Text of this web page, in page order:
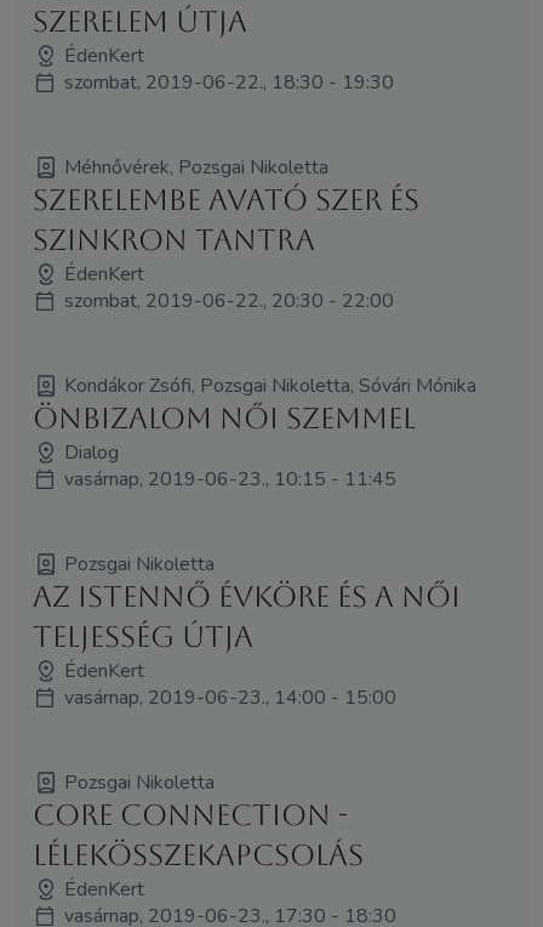
SzerElem útja
ÉdenKert
szombat, 2019-06-22., 18:30 - 19:30
Méhnővérek, Pozsgai Nikoletta
Szerelembe Avató Szer és
Szinkron Tantra
ÉdenKert
szombat, 2019-06-22., 20:30 - 22:00
Kondákor Zsófi, Pozsgai Nikoletta, Sóvári Mónika
Önbizalom női szemmel
Dialog
vasárnap, 2019-06-23., 10:15 - 11:45
Pozsgai Nikoletta
Az Istennő évköre és a női
teljesség útja
ÉdenKert
vasárnap, 2019-06-23., 14:00 - 15:00
Pozsgai Nikoletta
Core Connection -
LélekÖsszekapcsolás
ÉdenKert
vasárnap, 2019-06-23., 17:30 - 18:30